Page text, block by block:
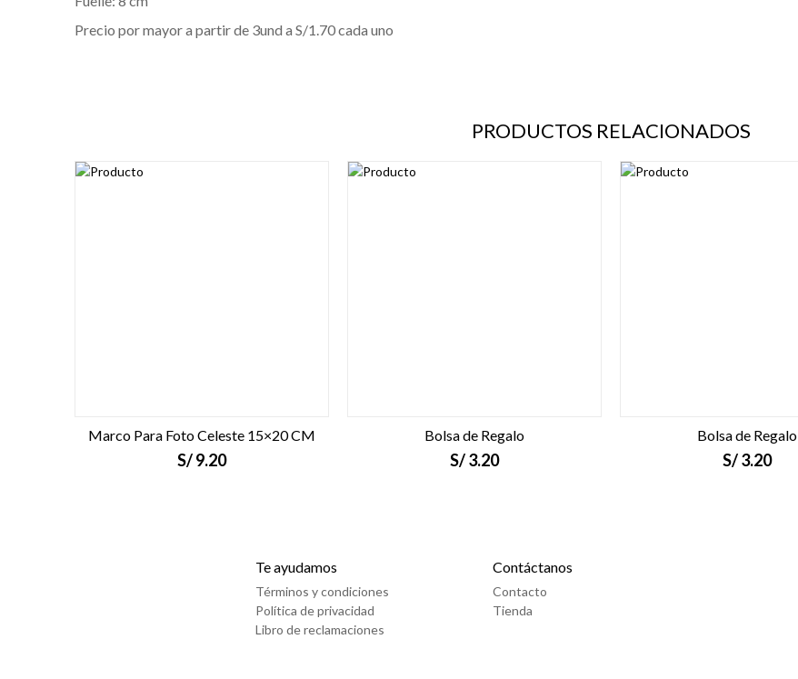
Precio por mayor a partir de 3und a S/1.70 cada uno
PRODUCTOS RELACIONADOS
Marco Para Foto Celeste 15×20 CM
S/9.20
Bolsa de Regalo
S/3.20
Bolsa de Regalo
S/3.20
Te ayudamos
Términos y condiciones
Política de privacidad
Libro de reclamaciones
Contáctanos
Contacto
Tienda